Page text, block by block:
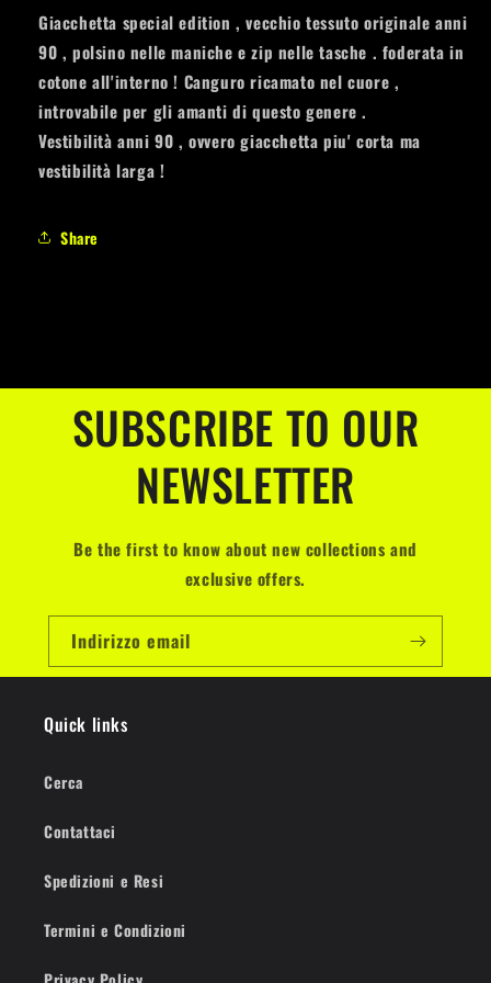
Giacchetta special edition , vecchio tessuto originale anni
90 , polsino nelle maniche e zip nelle tasche . foderata in
cotone all'interno ! Canguro ricamato nel cuore ,
introvabile per gli amanti di questo genere .
Vestibilità anni 90 , ovvero giacchetta piu' corta ma
vestibilità larga !
Share
SUBSCRIBE TO OUR
NEWSLETTER
Be the first to know about new collections and
exclusive offers.
Indirizzo email
Quick links
Cerca
Contattaci
Spedizioni e Resi
Termini e Condizioni